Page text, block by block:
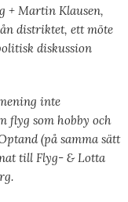
+ Martin Klausen,
distriktet, ett möte
diskussion
inte
flyg som hobby och
(på samma sätt
till Flyg- & Lotta